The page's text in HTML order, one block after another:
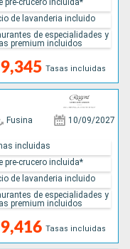
Tasas incluidas
de lavanderia incluido
de especialidades y
premium incluidos
Fusina 10/09/2027
Tasas incluidas
incluidas
pre-crucero incluida*
de lavanderia incluido
de especialidades y
premium incluidos